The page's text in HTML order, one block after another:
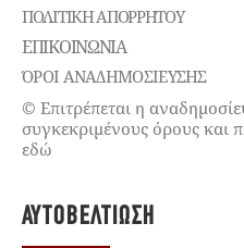
ΠΟΛΙΤΙΚΉ ΑΠΟΡΡΉΤΟΥ
ΕΠΙΚΟΙΝΩΝΊΑ
ΌΡΟΙ ΑΝΑΔΗΜΟΣΙΕΥΣΗΣ
© Επιτρέπεται η
συγκεκριμένους όρους και
εδώ
ΑΥΤΟΒΕΛΤΊΩΣΗ